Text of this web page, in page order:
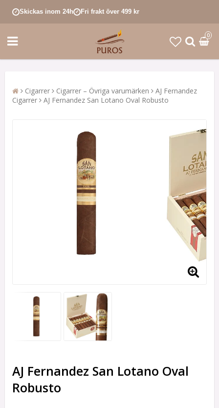
✓ Skickas inom 24h ✓ Fri frakt över 499 kr
0
Cigarrer Cigarrer – Övriga varumärken
AJ Fernandez
Cigarrer
AJ Fernandez San Lotano Oval Robusto
AJ Fernandez San Lotano Oval
Robusto